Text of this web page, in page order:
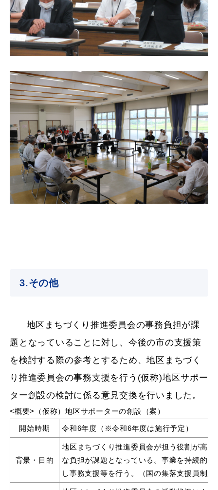
防災・防犯メール
気象情報リンク集
ごみ分別早見表
目的別の
窓口案内
募集情報
申請書
ダウンロード
電子申請
浜田市観光協会ポータルサイト「はまナビ」
3.その他
地区まちづくり推進委員会の事務負担が課
題となっていることに対し、今後の市の支援策
を検討する際の参考とするため、地区まちづく
り推進委員会の事務支援を行う(仮称)地区サポー
ター創設の検討に係る意見交換を行いました。
<概要>（仮称）地区サポーターの創設（案）
開始時期 令和6年度（※令和6年度は施行予定）
背景・目的
地区まちづくり推進委員会が担う役割が高
な負担が課題となっている。事業を持続的
し事務支援等を行う。（国の集落支援員制